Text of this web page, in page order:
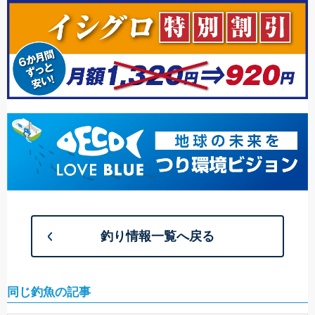
釣り情報一覧へ戻る
同じ釣魚の記事